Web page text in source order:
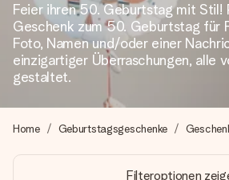
4,7 (basierend auf +15.000
Unsere Geschenke begeistern.
4,7 bei Google Reviews
Mit Liebe gemacht, im
Feier ihren 50. Geburtstag mit Stil!
Geschenk zum 50. Geburtstag für
Foto, Namen und/oder einer
einzigartiger Überraschungen, alle
gestaltet.
Home Geburtstagsgeschenke
Filteroptionen